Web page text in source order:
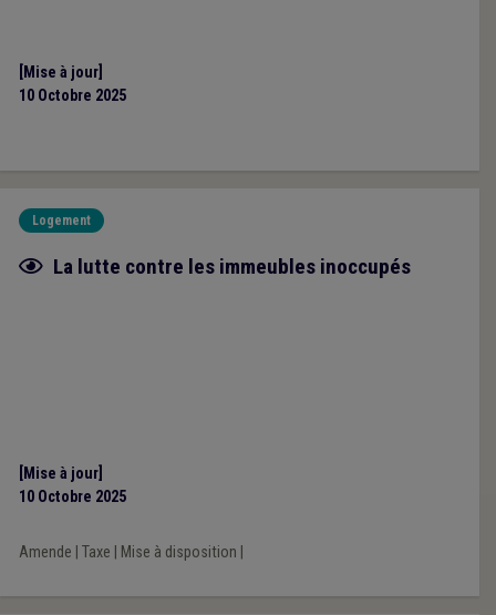
[Mise à jour]
10 Octobre 2025
Logement
Fiche focus
La lutte contre les immeubles inoccupés
[Mise à jour]
10 Octobre 2025
Amende Taxe Mise à disposition